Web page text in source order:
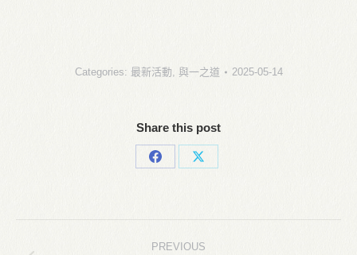
Categories: 最新活動, 與一之道 2025-05-14
Share this post
Share
Share
PREVIOUS